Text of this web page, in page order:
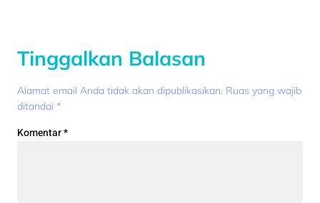
Tinggalkan Balasan
Alamat email Anda tidak akan dipublikasikan. Ruas yang wajib
ditandai *
Komentar*